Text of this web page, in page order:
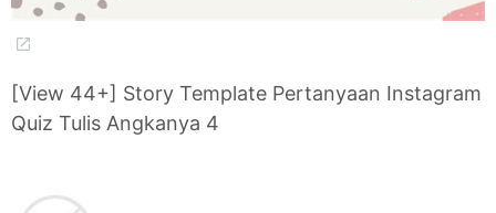
[View 44+] Story Template Pertanyaan Instagram
Quiz Tulis Angkanya 4